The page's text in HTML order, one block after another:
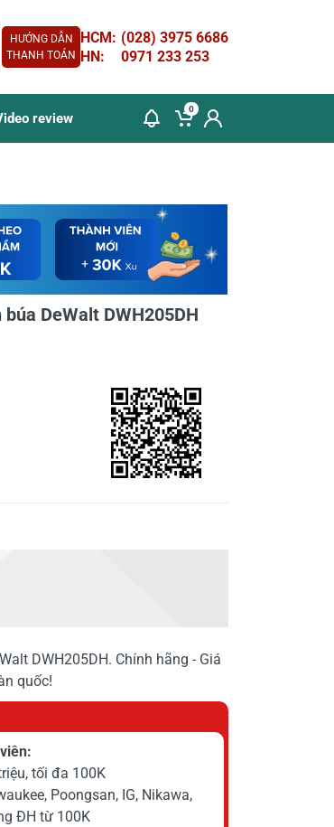
HƯỚNG DẪN
THANH TOÁN
HCM: (028) 3975 6686
HN:
0971 233 253
review
0
DeWalt DWH205DH
DWH205DH. Chính hãng - Giá
quốc!
tối đa 100K
Poongsan, IG, Nikawa,
ĐH từ 100K